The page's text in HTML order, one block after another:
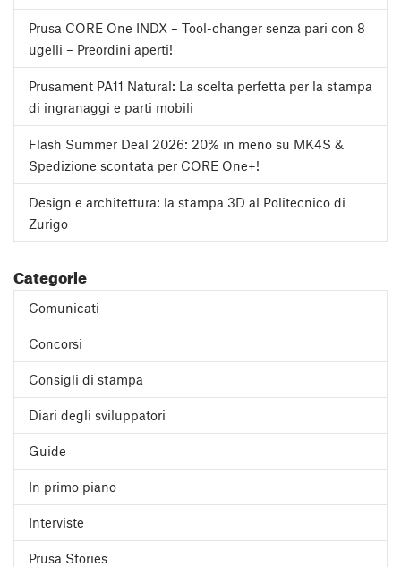
Prusa CORE One INDX – Tool-changer senza pari con 8
ugelli – Preordini aperti!
Prusament PA11 Natural: La scelta perfetta per la stampa
di ingranaggi e parti mobili
Flash Summer Deal 2026: 20% in meno su MK4S &
Spedizione scontata per CORE One+!
Design e architettura: la stampa 3D al Politecnico di
Zurigo
Categorie
Comunicati
Concorsi
Consigli di stampa
Diari degli sviluppatori
Guide
In primo piano
Interviste
Prusa Stories